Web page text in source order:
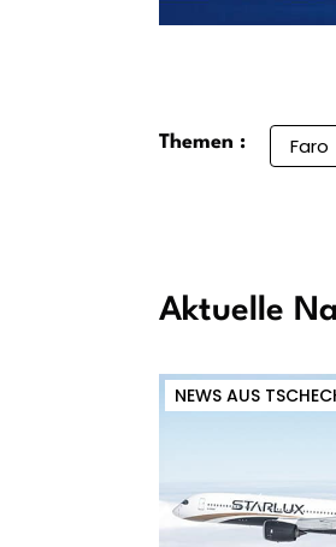
Themen : Faro
Aktuelle
NEWS AUS